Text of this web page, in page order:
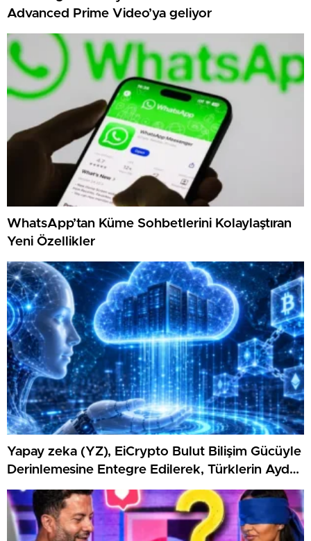
Advanced Prime Video’ya geliyor
WhatsApp’tan Küme Sohbetlerini Kolaylaştıran
Yeni Özellikler
Yapay zeka (YZ), EiCrypto Bulut Bilişim Gücüyle
Derinlemesine Entegre Edilerek, Türklerin Ayda
12.120 Dolar Pasif Gelir Elde Etmelerine
Kolaylıkla Yardımcı Oluyor